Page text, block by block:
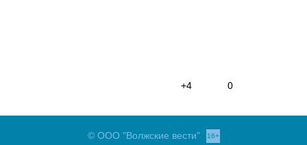
+4 0
© ООО "Волжские вести" 16+